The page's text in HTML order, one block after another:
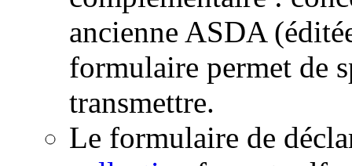
ancienne ASDA
formulaire permet de
transmettre.
Le formulaire de